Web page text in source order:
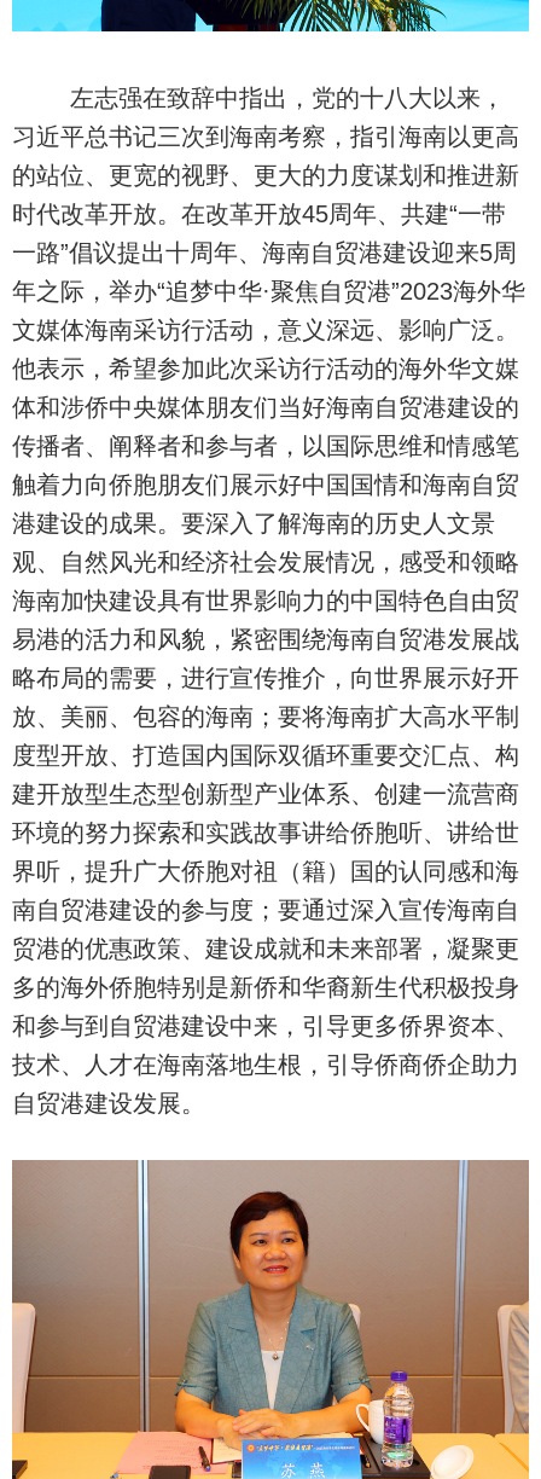
左志强在致辞中指出，党的十八大以来，
习近平总书记三次到海南考察，指引海南以更高
的站位、更宽的视野、更大的力度谋划和推进新
时代改革开放。在改革开放45周年、共建“一带
一路”倡议提出十周年、海南自贸港建设迎来5周
年之际，举办“追梦中华·聚焦自贸港”2023海外华
文媒体海南采访行活动，意义深远、影响广泛。
他表示，希望参加此次采访行活动的海外华文媒
体和涉侨中央媒体朋友们当好海南自贸港建设的
传播者、阐释者和参与者，以国际思维和情感笔
触着力向侨胞朋友们展示好中国国情和海南自贸
港建设的成果。要深入了解海南的历史人文景
观、自然风光和经济社会发展情况，感受和领略
海南加快建设具有世界影响力的中国特色自由贸
易港的活力和风貌，紧密围绕海南自贸港发展战
略布局的需要，进行宣传推介，向世界展示好开
放、美丽、包容的海南；要将海南扩大高水平制
度型开放、打造国内国际双循环重要交汇点、构
建开放型生态型创新型产业体系、创建一流营商
环境的努力探索和实践故事讲给侨胞听、讲给世
界听，提升广大侨胞对祖（籍）国的认同感和海
南自贸港建设的参与度；要通过深入宣传海南自
贸港的优惠政策、建设成就和未来部署，凝聚更
多的海外侨胞特别是新侨和华裔新生代积极投身
和参与到自贸港建设中来，引导更多侨界资本、
技术、人才在海南落地生根，引导侨商侨企助力
自贸港建设发展。